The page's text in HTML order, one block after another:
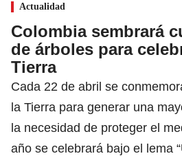
Actualidad
Colombia sembrará
de árboles para
Tierra
Cada 22 de abril se
la Tierra para generar una
la necesidad de proteger el
año se celebrará bajo el lema